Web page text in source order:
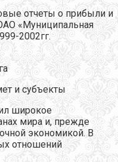
отчеты о прибыли и
«Муниципальная
2002гг.
и субъекты
широкое
мира и, прежде
экономикой. В
отношений